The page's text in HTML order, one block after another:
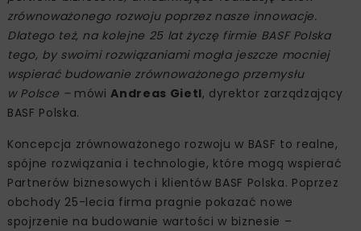
zrównoważonego rozwoju poprzez nasze innowacje.
Dlatego też, na kolejne 25 lat życzę firmie BASF Polska
tego, by swoimi rozwiązaniami mogła jeszcze mocniej
wspierać budowanie zrównoważonego przemysłu
w Polsce –mówiAndreas Gietl, dyrektor zarządzający
BASF Polska.
Koncepcja zrównoważonego rozwoju w BASF to realne,
spójne rozwiązania i technologie, które mogą wspierać
Partnerów biznesowych i klientów BASF Polska. Poprzez
obchody 25-lecia firma pragnie pokazać nowe
spojrzenie na budowanie wartości w biznesie –